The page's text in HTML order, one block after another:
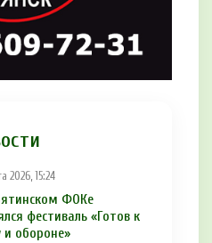
2026, 15:24
ФОКе
фестиваль «Готов к
и обороне»